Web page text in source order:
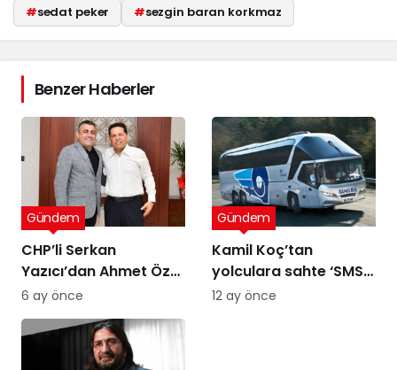
#sedat peker #sezgin baran korkmaz
Benzer Haberler
CHP’li Serkan
Yazıcı’dan Ahmet Özer
kararına tepki: Bu bir
tanımayan düzenin
Gündem
6 ay önce
Kamil Koç’tan
yolculara sahte ‘SMS’
uyarısı
Gündem
12 ay önce